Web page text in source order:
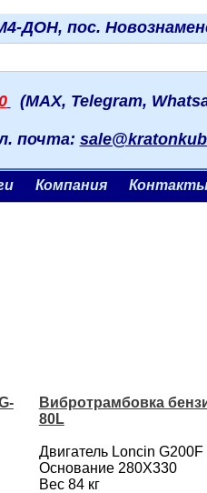
ДОН, пос.
(MAX, Telegram,
почта:
Компания
Вибротрамбовка
80L
Двигатель Loncin G200F
Основание 280Х330
Вес 84 кг